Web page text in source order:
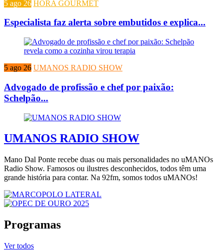
5 ago 26 HORA GOURMET
Especialista faz alerta sobre embutidos e explica...
5 ago 26 UMANOS RADIO SHOW
Advogado de profissão e chef por paixão:
Schelpão...
UMANOS RADIO SHOW
Mano Dal Ponte recebe duas ou mais personalidades no uMANOs
Radio Show. Famosos ou ilustres desconhecidos, todos têm uma
grande história para contar. Na 92fm, somos todos uMANOs!
Programas
Ver todos